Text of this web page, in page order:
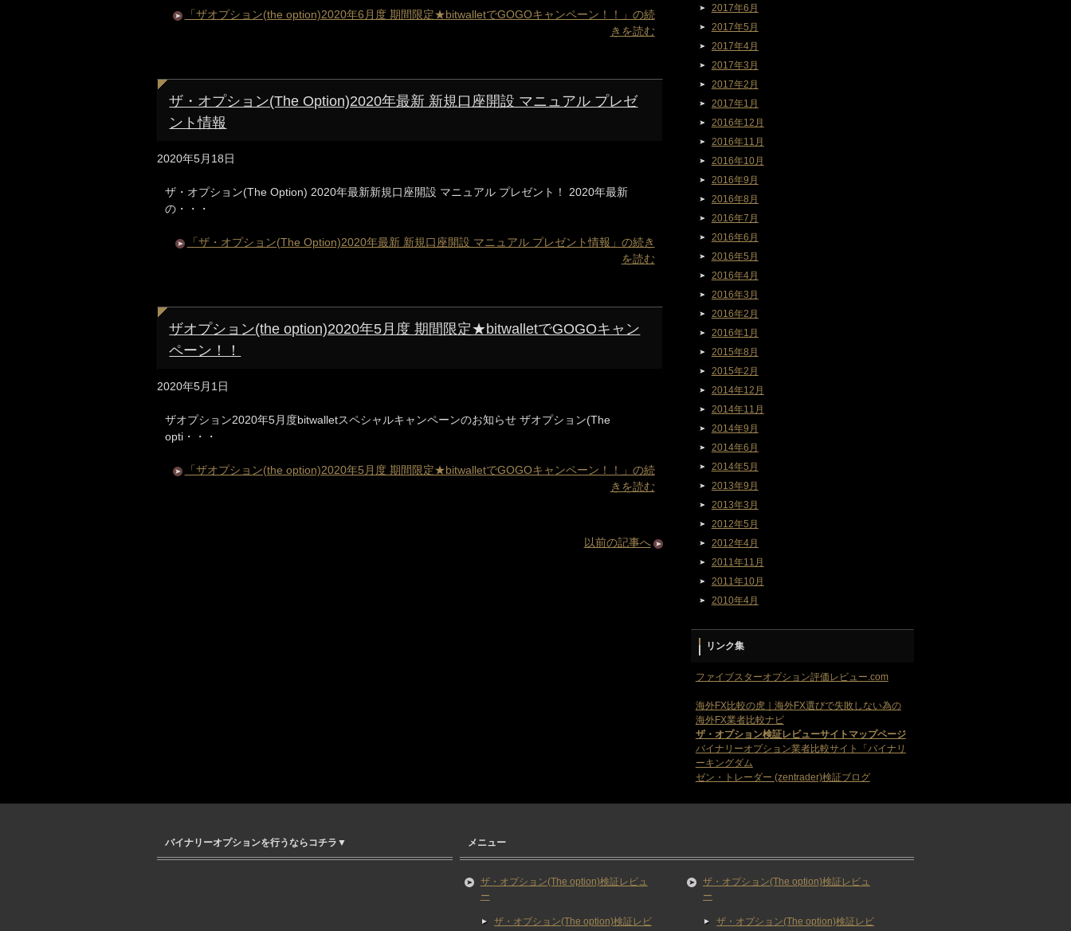
「ザオプション(the option)2020年6月度 期間限定★bitwalletでGOGOキャンペーン！！」の続
きを読む
ザ・オプション(The Option)2020年最新 新規口座開設 マニュアル プレゼ
ント情報
2020年5月18日
ザ・オプション(The Option) 2020年最新新規口座開設 マニュアル プレゼント！ 2020年最新
の・・・
「ザ・オプション(The Option)2020年最新 新規口座開設 マニュアル プレゼント情報」の続き
を読む
ザオプション(the option)2020年5月度 期間限定★bitwalletでGOGOキャン
ペーン！！
2020年5月1日
ザオプション2020年5月度bitwalletスペシャルキャンペーンのお知らせ ザオプション(The
opti・・・
「ザオプション(the option)2020年5月度 期間限定★bitwalletでGOGOキャンペーン！！」の続
きを読む
以前の記事へ
2017年6月
2017年5月
2017年4月
2017年3月
2017年2月
2017年1月
2016年12月
2016年11月
2016年10月
2016年9月
2016年8月
2016年7月
2016年6月
2016年5月
2016年4月
2016年3月
2016年2月
2016年1月
2015年8月
2015年2月
2014年12月
2014年11月
2014年9月
2014年6月
2014年5月
2013年9月
2013年3月
2012年5月
2012年4月
2011年11月
2011年10月
2010年4月
リンク集
ファイブスターオプション評価レビュー.com
海外FX比較の虎｜海外FX選びで失敗しない為の
海外FX業者比較ナビ
ザ・オプション検証レビューサイトマップページ
バイナリーオプション業者比較サイト「バイナリ
ーキングダム
ゼン・トレーダー (zentrader)検証ブログ
バイナリーオプションを行うならコチラ▼ メニュー
ザ・オプション(The option)検証レビュ
ー
ザ・オプション(The option)検証レビ
ザ・オプション(The option)検証レビュ
ー
ザ・オプション(The option)検証レビ